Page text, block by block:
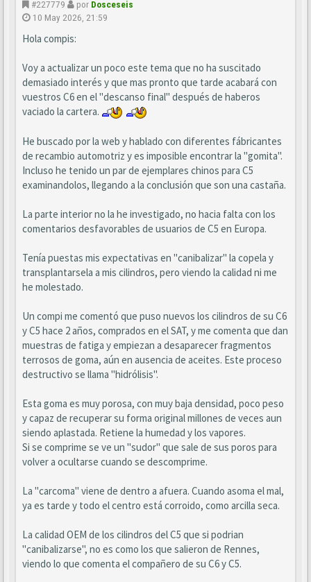
#227779 por Dosceseis
10 May 2026, 21:59
Hola compis:
Voy a actualizar un poco este tema que no ha suscitado
demasiado interés y que mas pronto que tarde acabará con
vuestros C6 en el "descanso final" después de haberos
vaciado la cartera.
He buscado por la web y hablado con diferentes fábricantes
de recambio automotriz y es imposible encontrar la "gomita".
Incluso he tenido un par de ejemplares chinos para C5
examinandolos, llegando a la conclusión que son una castaña.
La parte interior no la he investigado, no hacia falta con los
comentarios desfavorables de usuarios de C5 en Europa.
Tenía puestas mis expectativas en "canibalizar" la copela y
transplantarsela a mis cilindros, pero viendo la calidad ni me
he molestado.
Un compi me comentó que puso nuevos los cilindros de su C6
y C5 hace 2 años, comprados en el SAT, y me comenta que dan
muestras de fatiga y empiezan a desaparecer fragmentos
terrosos de goma, aún en ausencia de aceites. Este proceso
destructivo se llama "hidrólisis".
Esta goma es muy porosa, con muy baja densidad, poco peso
y capaz de recuperar su forma original millones de veces aun
siendo aplastada. Retiene la humedad y los vapores.
Si se comprime se ve un "sudor" que sale de sus poros para
volver a ocultarse cuando se descomprime.
La "carcoma" viene de dentro a afuera. Cuando asoma el mal,
ya es tarde y todo el centro está corroido, como arcilla seca.
La calidad OEM de los cilindros del C5 que si podrian
"canibalizarse", no es como los que salieron de Rennes,
viendo lo que comenta el compañero de su C6 y C5.